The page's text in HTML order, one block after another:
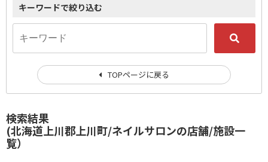
検索結果
(北海道上川郡上川町/ネイルサロンの店舗/施設一
覧）
キーワードで絞り込む
TOPページに戻る